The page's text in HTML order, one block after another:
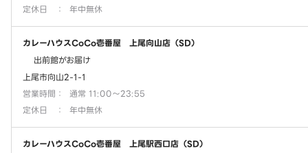
定休日
： 年中無休
カレーハウスCoCo壱番屋 上尾向山店（SD）
出前館がお届け
上尾市向山2-1-1
営業時間 ：
通常 11:00～23:55
定休日
： 年中無休
カレーハウスCoCo壱番屋 上尾駅西口店（SD）